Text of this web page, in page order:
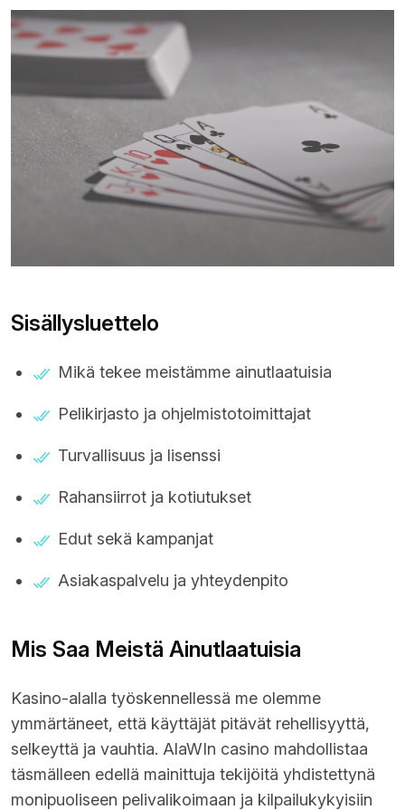
Sisällysluettelo
Mikä tekee meistämme ainutlaatuisia
Pelikirjasto ja ohjelmistotoimittajat
Turvallisuus ja lisenssi
Rahansiirrot ja kotiutukset
Edut sekä kampanjat
Asiakaspalvelu ja yhteydenpito
Mis Saa Meistä Ainutlaatuisia
Kasino-alalla työskennellessä me olemme
ymmärtäneet, että käyttäjät pitävät rehellisyyttä,
selkeyttä ja vauhtia. AlaWIn casino mahdollistaa
täsmälleen edellä mainittuja tekijöitä yhdistettynä
monipuoliseen pelivalikoimaan ja kilpailukykyisiin